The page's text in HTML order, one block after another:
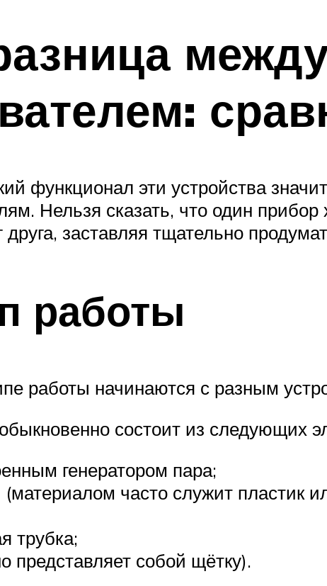
функционал эти устройства
Нельзя сказать, что один
заставляя тщательно
работы
работы начинаются с разным
состоит из следующих
генератором пара;
часто служит пластик
трубка;
представляет собой щётку).